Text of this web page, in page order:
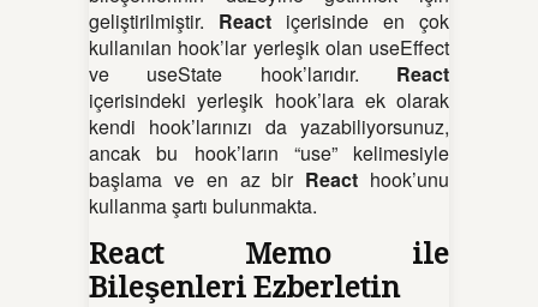
geliştirilmiştir. React içerisinde en çok
kullanılan hook’lar yerleşik olan useEffect
ve useState hook’larıdır. React
içerisindeki yerleşik hook’lara ek olarak
kendi hook’larınızı da yazabiliyorsunuz,
ancak bu hook’ların “use” kelimesiyle
başlama ve en az birReact hook’unu
kullanma şartı bulunmakta.
React Memo ile
Bileşenleri Ezberletin